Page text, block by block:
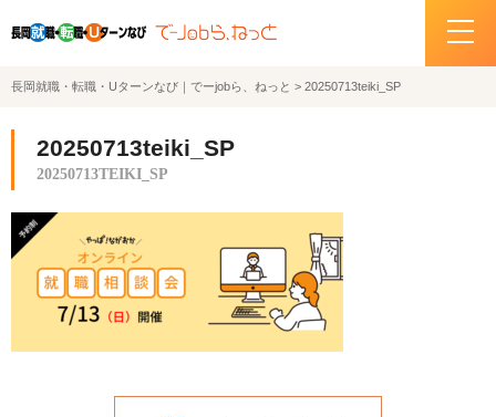
ホーム
イベント情報
企業・求人情報
サポートデスクの紹介
関連機関リンク
長岡就職・転職・Uターンなび｜でーjobら、ねっと > 20250713teiki_SP
20250713teiki_SP
20250713TEIKI_SP